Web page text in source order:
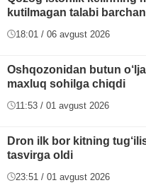
kutilmagan talabi
18:01 / 06 avgust 2026
Oshqozonidan butun
maxluq sohilga chiqdi
11:53 / 01 avgust 2026
Dron ilk bor kitning
tasvirga oldi
23:51 / 01 avgust 2026